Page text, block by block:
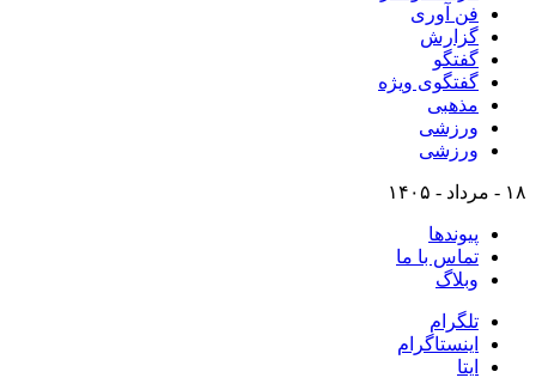
فن آوری
گزارش
گفتگو
گفتگوی ویژه
مذهبی
ورزشی
ورزشی
۱۸ - مرداد - ۱۴۰۵
پیوندها
تماس با ما
وبلاگ
تلگرام
اینستاگرام
ایتا